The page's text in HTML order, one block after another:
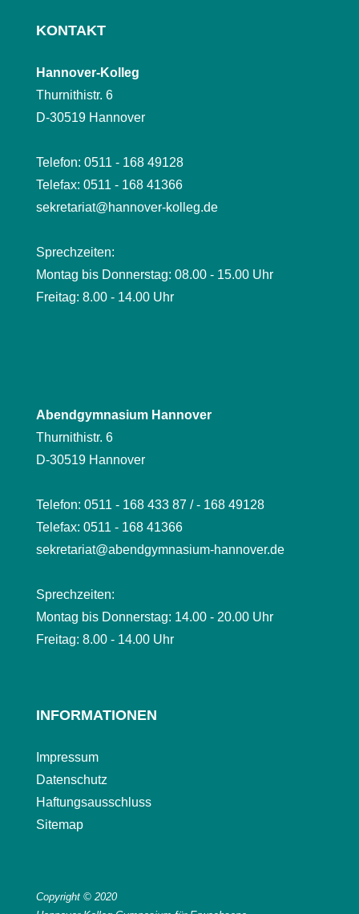
KONTAKT
Hannover-Kolleg
Thurnithistr. 6
D-30519 Hannover
Telefon: 0511 - 168 49128
Telefax: 0511 - 168 41366
sekretariat@hannover-kolleg.de
Sprechzeiten:
Montag bis Donnerstag: 08.00 - 15.00 Uhr
Freitag: 8.00 - 14.00 Uhr
Abendgymnasium Hannover
Thurnithistr. 6
D-30519 Hannover
Telefon: 0511 - 168 433 87 / - 168 49128
Telefax: 0511 - 168 41366
sekretariat@abendgymnasium-hannover.de
Sprechzeiten:
Montag bis Donnerstag: 14.00 - 20.00 Uhr
Freitag: 8.00 - 14.00 Uhr
INFORMATIONEN
Impressum
Datenschutz
Haftungsausschluss
Sitemap
Copyright © 2020